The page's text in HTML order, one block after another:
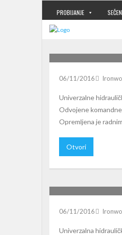
PROBIJANJE
06/11/2016
Univerzalne
Odvojene
Opremljena je
Otvori
06/11/2016
Univerzalna